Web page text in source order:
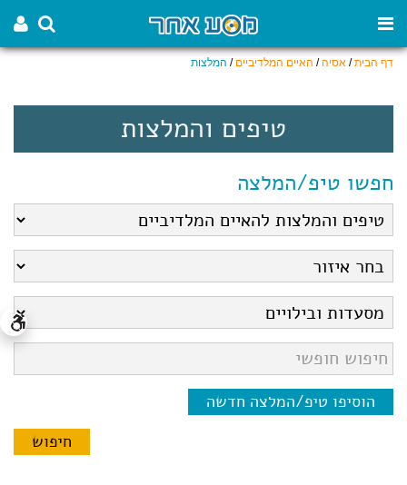
דף הבית/ אסיה/ האיים המלדיביים / המלצות
טיפים והמלצות
חפשו טיפ/המלצה
הוסיפו טיפ/המלצה חדשה